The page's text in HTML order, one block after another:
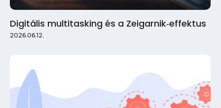
Digitális multitasking és a Zeigarnik‑effektus
2026.06.12.